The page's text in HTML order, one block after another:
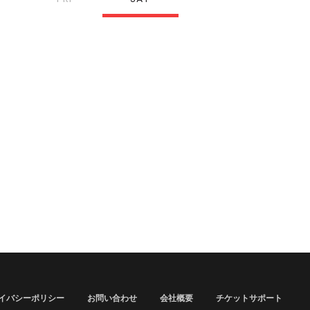
バシーポリシー お問い合わせ 会社概要 チケットサポート